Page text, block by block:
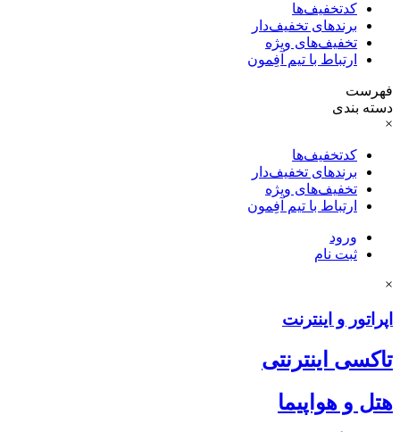
کدتخفیف‌ها
برندهای تخفیف‌دار
تخفیف‌های ویژه
ارتباط با تیم آفِمون
فهرست
دسته بندی
×
کدتخفیف‌ها
برندهای تخفیف‌دار
تخفیف‌های ویژه
ارتباط با تیم آفِمون
ورود
ثبت نام
×
اپراتور و اینترنت
تاکسی اینترنتی
هتل و هواپیما